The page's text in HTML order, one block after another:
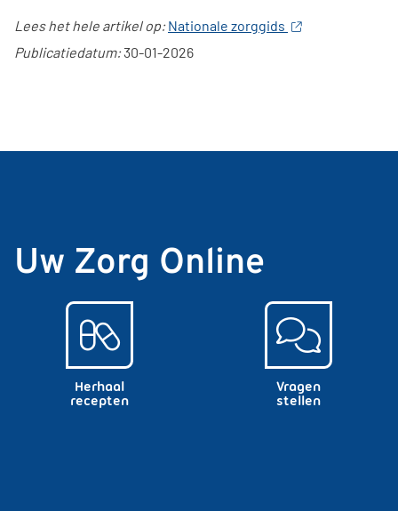
Lees het hele artikel op: Nationale zorggids
Publicatiedatum:30-01-2026
Uw Zorg Online
Herhaal
recepten
Vragen
stellen